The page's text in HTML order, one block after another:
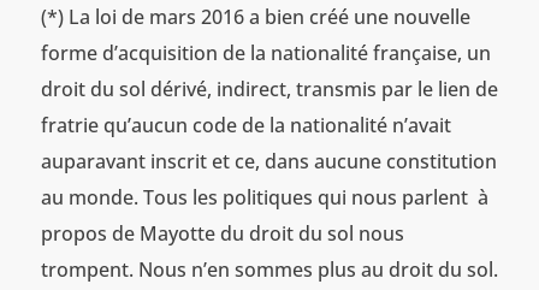
(*) La loi de mars 2016 a bien créé une nouvelle
forme d’acquisition de la nationalité française, un
droit du sol dérivé, indirect, transmis par le lien de
fratrie qu’aucun code de la nationalité n’avait
auparavant inscrit et ce, dans aucune constitution
au monde. Tous les politiques qui nous parlent à
propos de Mayotte du droit du sol nous
trompent. Nous n’en sommes plus au droit du sol.